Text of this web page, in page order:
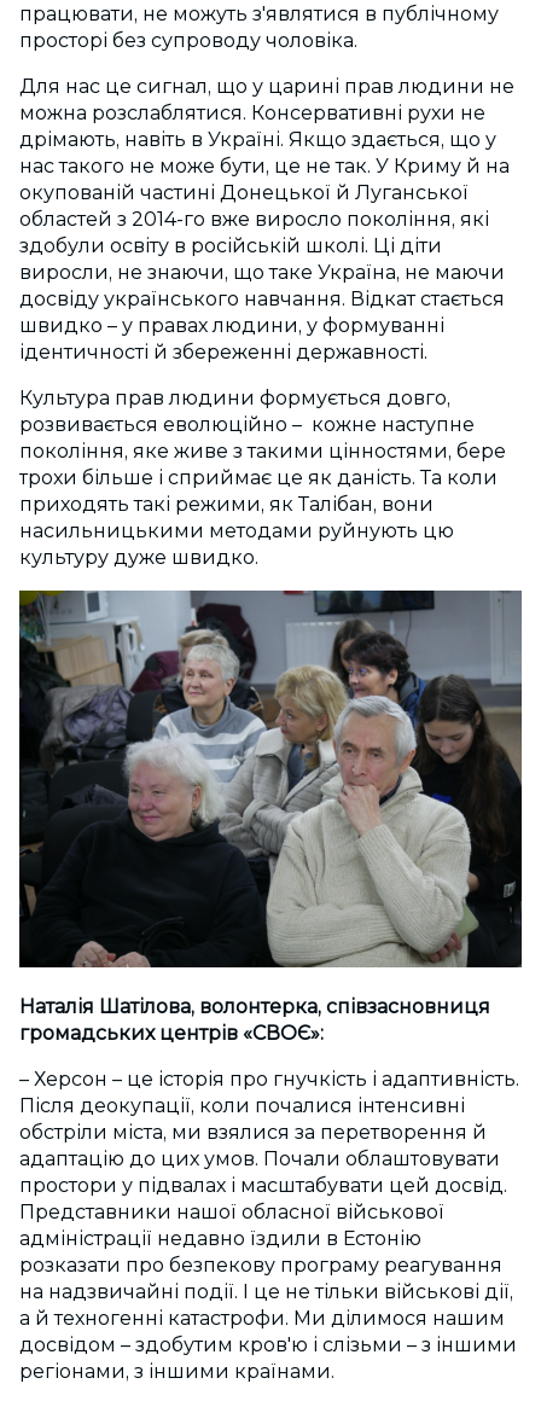
працювати, не можуть з'являтися в публічному
просторі без супроводу чоловіка.
Для нас це сигнал, що у царині прав людини не
можна розслаблятися. Консервативні рухи не
дрімають, навіть в Україні. Якщо здається, що у
нас такого не може бути, це не так. У Криму й на
окупованій частині Донецької й Луганської
областей з 2014-го вже виросло покоління, які
здобули освіту в російській школі. Ці діти
виросли, не знаючи, що таке Україна, не маючи
досвіду українського навчання. Відкат стається
швидко – у правах людини, у формуванні
ідентичності й збереженні державності.
Культура прав людини формується довго,
розвивається еволюційно – кожне наступне
покоління, яке живе з такими цінностями, бере
трохи більше і сприймає це як даність. Та коли
приходять такі режими, як Талібан, вони
насильницькими методами руйнують цю
культуру дуже швидко.
Наталія Шатілова, волонтерка, співзасновниця
громадських центрів «СВОЄ»:
– Херсон – це історія про гнучкість і адаптивність.
Після деокупації, коли почалися інтенсивні
обстріли міста, ми взялися за перетворення й
адаптацію до цих умов. Почали облаштовувати
простори у підвалах і масштабувати цей досвід.
Представники нашої обласної військової
адміністрації недавно їздили в Естонію
розказати про безпекову програму реагування
на надзвичайні події. І це не тільки військові дії,
а й техногенні катастрофи. Ми ділимося нашим
досвідом – здобутим кров'ю і слізьми – з іншими
регіонами, з іншими країнами.